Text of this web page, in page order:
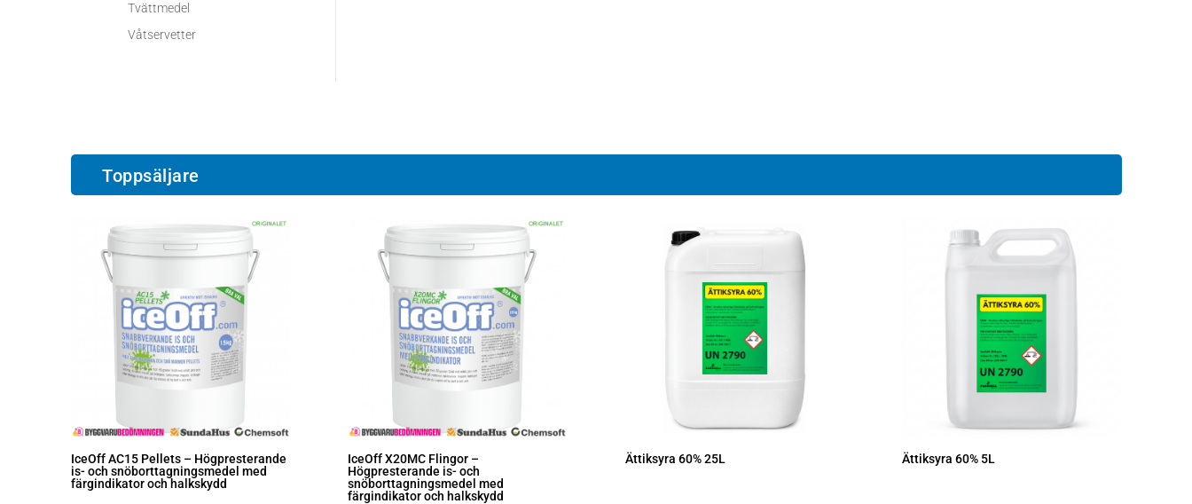
Tvättmedel
Våtservetter
Toppsäljare
IceOff AC15 Pellets – Högpresterande
is- och snöborttagningsmedel med
färgindikator och halkskydd
IceOff X20MC Flingor –
Högpresterande is- och
snöborttagningsmedel med
färgindikator och halkskydd
Ättiksyra 60% 25L Ättiksyra 60% 5L